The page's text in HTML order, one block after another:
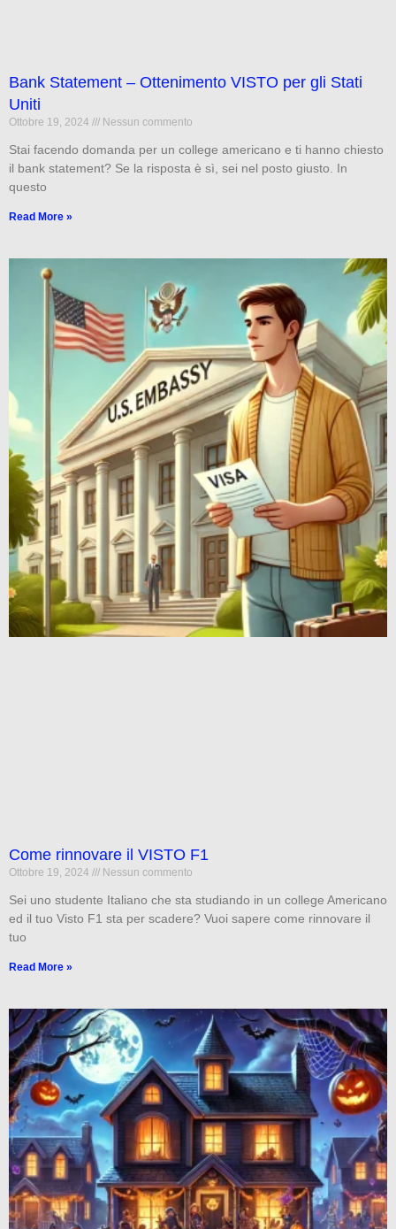
Bank Statement – Ottenimento VISTO per gli Stati
Uniti
Ottobre 19, 2024 Nessun commento
Stai facendo domanda per un college americano e ti hanno chiesto
il bank statement? Se la risposta è sì, sei nel posto giusto. In
questo
Read More »
Come rinnovare il VISTO F1
Ottobre 19, 2024 Nessun commento
Sei uno studente Italiano che sta studiando in un college Americano
ed il tuo Visto F1 sta per scadere? Vuoi sapere come rinnovare il
tuo
Read More »